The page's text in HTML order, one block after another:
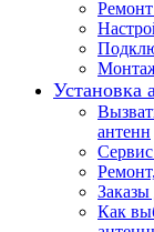
Установка
антенн
Заказы
Как